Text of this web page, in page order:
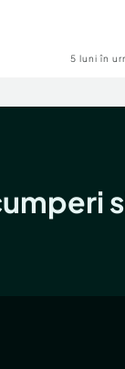
5 luni în